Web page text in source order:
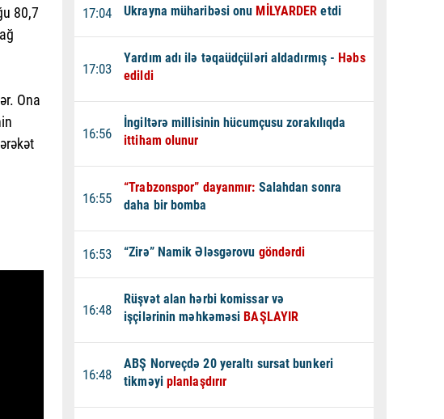
80,7
Ona
17:04 Ukrayna müharibəsi onu MİLYARDERetdi
17:03
Yardım adı ilə təqaüdçüləri aldadırmış - Həbs
edildi
16:56
İngiltərə millisinin hücumçusu zorakılıqda
ittiham olunur
16:55
“Trabzonspor” dayanmır: Salahdan sonra
daha bir bomba
16:53 “Zirə” Namik Ələsgərovu göndərdi
16:48
Rüşvət alan hərbi komissar və
işçilərinin məhkəməsi BAŞLAYIR
16:48
ABŞ Norveçdə 20 yeraltı sursat bunkeri
tikməyiplanlaşdırır